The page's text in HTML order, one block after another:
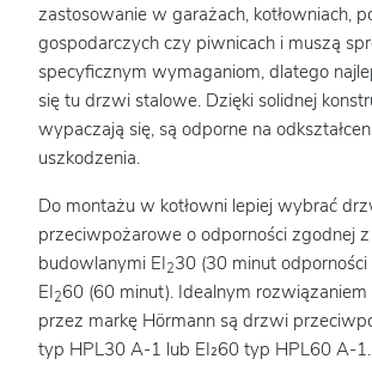
zastosowanie w garażach, kotłowniach,
gospodarczych czy piwnicach i muszą
specyficznym wymaganiom, dlatego
się tu drzwi stalowe. Dzięki solidnej
wypaczają się, są odporne na
uszkodzenia.
Do montażu w kotłowni lepiej wybrać
przeciwpożarowe o odporności zgodnej
budowlanymi EI230 (30 minut
EI260 (60 minut). Idealnym
przez markę Hörmann są drzwi
typ HPL30 A-1 lub EI₂60 typ HPL60 A-